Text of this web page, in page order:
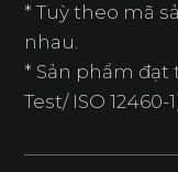
* Tuỳ theo mã
nhau.
* Sản phẩm đạt
Test/ ISO 12460-